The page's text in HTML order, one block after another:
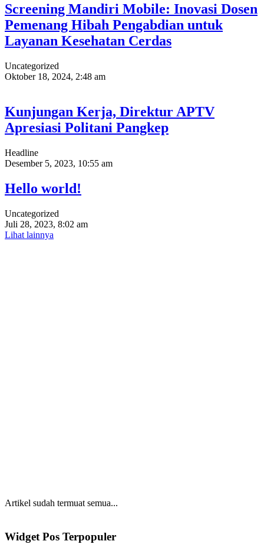
Screening Mandiri Mobile: Inovasi Dosen
Pemenang Hibah Pengabdian untuk
Layanan Kesehatan Cerdas
Uncategorized
Oktober 18, 2024, 2:48 am
Kunjungan Kerja, Direktur APTV
Apresiasi Politani Pangkep
Headline
Desember 5, 2023, 10:55 am
Hello world!
Uncategorized
Juli 28, 2023, 8:02 am
Lihat lainnya
Artikel sudah termuat semua...
Widget Pos Terpopuler